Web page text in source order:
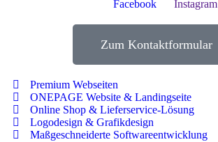
Facebook Instagram
Zum Kontaktformular
Premium Webseiten
ONEPAGE Website & Landingseite
Online Shop & Lieferservice-Lösung
Logodesign & Grafikdesign
Maßgeschneiderte Softwareentwicklung